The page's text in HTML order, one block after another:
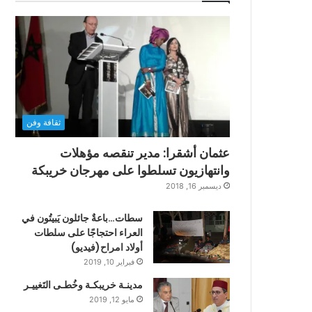
ثقافة وفن
عثمان أشقرا: مدير تنقصه مؤهلات
وانتهازيون تسلطوا على مهرجان خريبكة
ديسمبر 16, 2018
سطات…باعةٌ جائلون يَبيتُون في
العراء احتجاجًا على سلطات
أولاد امراح(فيديو)
فبراير 10, 2019
مدينـة خريبكـة وخُطـى التَغييـر
مايو 12, 2019